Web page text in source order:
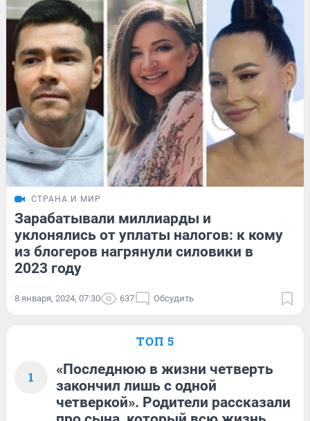
СТРАНА И МИР
Зарабатывали миллиарды и
уклонялись от уплаты налогов: к кому
из блогеров нагрянули силовики в
2023 году
8 января, 2024, 07:30 637 Обсудить
ТОП 5
1
«Последнюю в жизни четверть
закончил лишь с одной
четверкой». Родители рассказали